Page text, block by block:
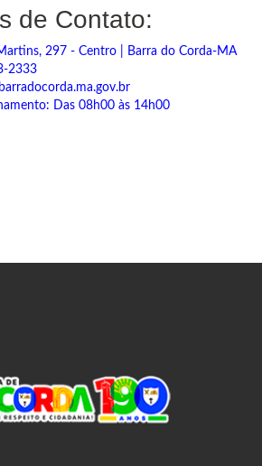
de Contato:
297 - Centro | Barra do Corda-MA
2333
Das 08h00 às 14h00